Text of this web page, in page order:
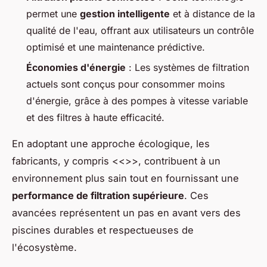
permet une gestion intelligente et à distance de la
qualité de l'eau, offrant aux utilisateurs un contrôle
optimisé et une maintenance prédictive.
Économies d'énergie : Les systèmes de filtration
actuels sont conçus pour consommer moins
d'énergie, grâce à des pompes à vitesse variable
et des filtres à haute efficacité.
En adoptant une approche écologique, les
fabricants, y compris << >>, contribuent à un
environnement plus sain tout en fournissant une
performance de filtration supérieure. Ces
avancées représentent un pas en avant vers des
piscines durables et respectueuses de
l'écosystème.